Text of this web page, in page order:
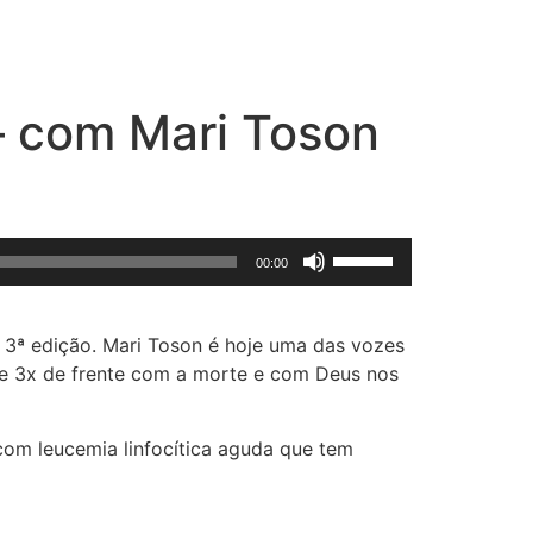
Mari Toson
00:00
baixo
edição. Mari Toson é hoje uma das vozes
3x de frente com a morte e com Deus nos
leucemia linfocítica aguda que tem